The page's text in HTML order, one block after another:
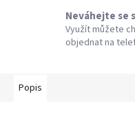
Neváhejte se
Využít můžete
objednat na
Popis